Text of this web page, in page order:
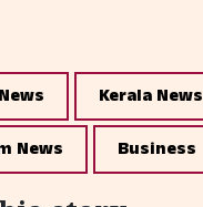
Kerala News
News Business